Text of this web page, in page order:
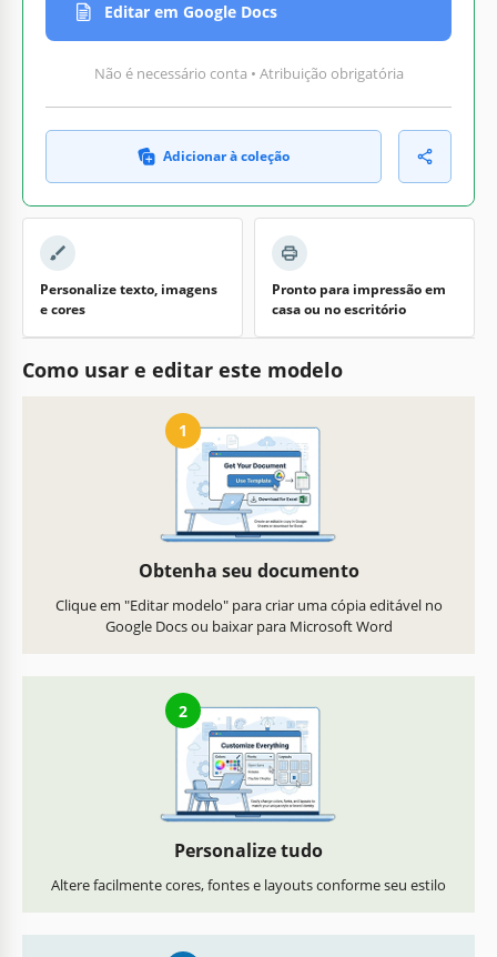
Editar em Google Docs
Não é necessário conta • Atribuição obrigatória
Adicionar à coleção
Personalize texto, imagens
e cores
Pronto para impressão em
casa ou no escritório
Como usar e editar este modelo
1
Obtenha seu documento
Clique em "Editar modelo" para criar uma cópia editável no
Google Docs ou baixar para Microsoft Word
2
Personalize tudo
Altere facilmente cores, fontes e layouts conforme seu estilo